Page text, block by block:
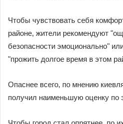
Чтобы чувствовать себя
районе, жители рекомендуют
безопасности эмоционально"
"прожить долгое время в этом
Опаснее всего, по мнению
получил наименьшую оценку по